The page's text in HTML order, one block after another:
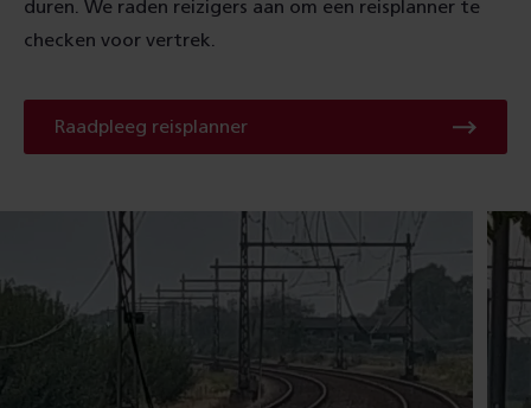
duren. We raden reizigers aan om een reisplanner te
checken voor vertrek.
Raadpleeg reisplannerRaadpleeg